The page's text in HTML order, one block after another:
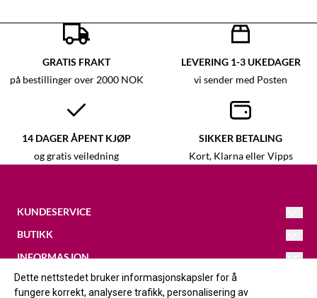
GRATIS FRAKT
på bestillinger over 2000 NOK
LEVERING 1-3 UKEDAGER
vi sender med Posten
14 DAGER ÅPENT KJØP
og gratis veiledning
SIKKER BETALING
Kort, Klarna eller Vipps
KUNDESERVICE
Kristina
093433686
Løkjavegen 16
BUTIKK
Vilkår
Kontakt oss
INFORMASJON
Om oss
FØLG OSS
Dette nettstedet bruker informasjonskapsler for å
fungere korrekt, analysere trafikk, personalisering av